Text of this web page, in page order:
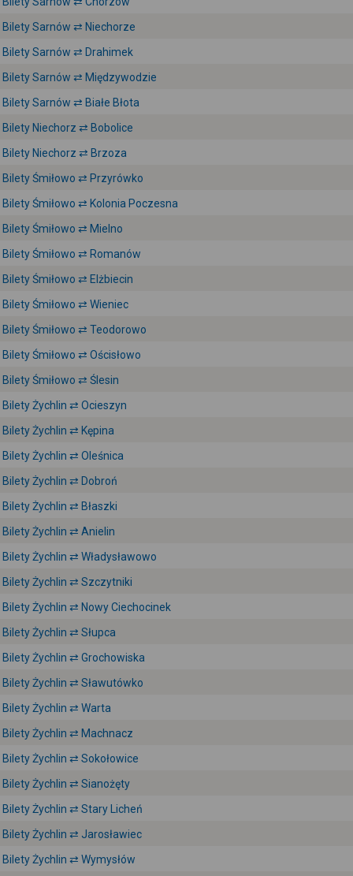
Bilety Sarnów ⇄ Niechorze
Bilety Sarnów ⇄ Drahimek
Bilety Sarnów ⇄ Międzywodzie
Bilety Sarnów ⇄ Białe Błota
Bilety Niechorz ⇄ Bobolice
Bilety Niechorz ⇄ Brzoza
Bilety Śmiłowo ⇄ Przyrówko
Bilety Śmiłowo ⇄ Kolonia Poczesna
Bilety Śmiłowo ⇄ Mielno
Bilety Śmiłowo ⇄ Romanów
Bilety Śmiłowo ⇄ Elżbiecin
Bilety Śmiłowo ⇄ Wieniec
Bilety Śmiłowo ⇄ Teodorowo
Bilety Śmiłowo ⇄ Ościsłowo
Bilety Śmiłowo ⇄ Ślesin
Bilety Żychlin ⇄ Ocieszyn
Bilety Żychlin ⇄ Kępina
Bilety Żychlin ⇄ Oleśnica
Bilety Żychlin ⇄ Dobroń
Bilety Żychlin ⇄ Błaszki
Bilety Żychlin ⇄ Anielin
Bilety Żychlin ⇄ Władysławowo
Bilety Żychlin ⇄ Szczytniki
Bilety Żychlin ⇄ Nowy Ciechocinek
Bilety Żychlin ⇄ Słupca
Bilety Żychlin ⇄ Grochowiska
Bilety Żychlin ⇄ Sławutówko
Bilety Żychlin ⇄ Warta
Bilety Żychlin ⇄ Machnacz
Bilety Żychlin ⇄ Sokołowice
Bilety Żychlin ⇄ Sianożęty
Bilety Żychlin ⇄ Stary Licheń
Bilety Żychlin ⇄ Jarosławiec
Bilety Żychlin ⇄ Wymysłów